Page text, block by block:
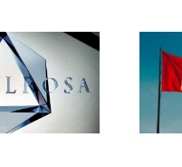
produceert
een
hoeveelheid
van het